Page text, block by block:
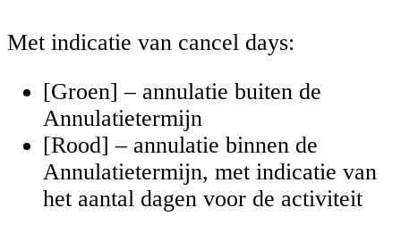
Met indicatie van cancel days:
[Groen] – annulatie buiten de
Annulatietermijn
[Rood] – annulatie binnen de
Annulatietermijn, met indicatie van
het aantal dagen voor de activiteit